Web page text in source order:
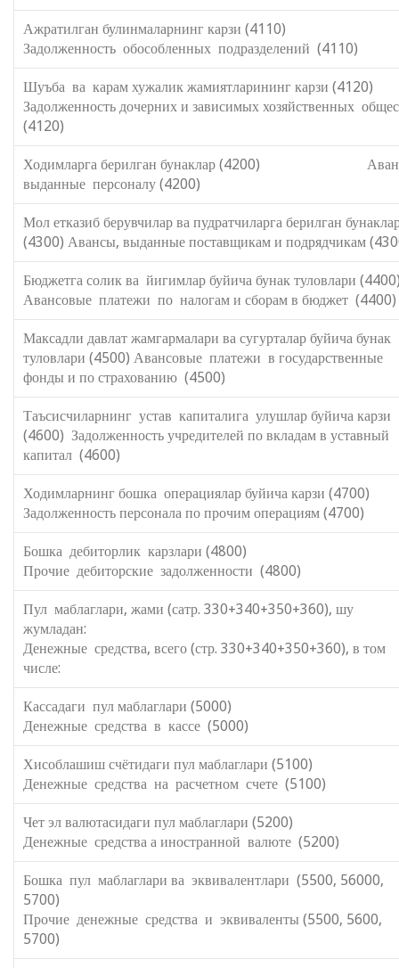
Ажратилган булинмаларнинг карзи (4110)
Задолженность обособленных подразделений (4110)
Шуъба ва карам хужалик жамиятларининг карзи (4120)
Задолженность дочерних и зависимых хозяйственных
(4120)
Ходимларга берилган бунаклар (4200)
выданные персоналу (4200)
Мол етказиб берувчилар ва пудратчиларга берилган
(4300) Авансы, выданные поставщикам и подрядчикам
Бюджетга солик ва йигимлар буйича бунак туловлари
Авансовые платежи по налогам и сборам в бюджет (4400)
Максадли давлат жамгармалари ва сугурталар буйича бунак
туловлари (4500) Авансовые платежи в государственные
фонды и по страхованию (4500)
Таъсисчиларнинг устав капиталига улушлар буйича карзи
(4600) Задолженность учредителей по вкладам в уставный
капитал (4600)
Ходимларнинг бошка операциялар буйича карзи (4700)
Задолженность персонала по прочим операциям (4700)
Бошка дебиторлик карзлари (4800)
Прочие дебиторские задолженности (4800)
Пул маблаглари, жами (сатр. 330+340+350+360), шу
жумладан:
Денежные средства, всего (стр. 330+340+350+360), в том
числе:
Кассадаги пул маблаглари (5000)
Денежные средства в кассе (5000)
Хисоблашиш счётидаги пул маблаглари (5100)
Денежные средства на расчетном счете (5100)
Чет эл валютасидаги пул маблаглари (5200)
Денежные средства а иностранной валюте (5200)
Бошка пул маблаглари ва эквивалентлари (5500, 56000,
5700)
Прочие денежные средства и эквиваленты (5500, 5600,
5700)